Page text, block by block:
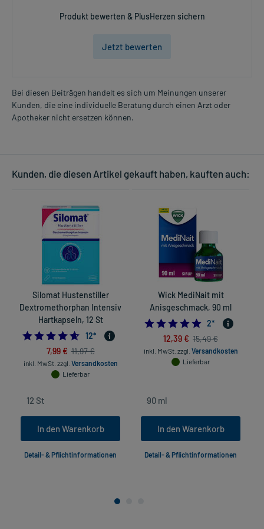
Produkt bewerten & PlusHerzen sichern
Jetzt bewerten
Bei diesen Beiträgen handelt es sich um Meinungen unserer
Kunden, die eine individuelle Beratung durch einen Arzt oder
Apotheker nicht ersetzen können.
Kunden, die diesen Artikel gekauft haben, kauften auch:
Silomat Hustenstiller
Dextromethorphan Intensiv
Hartkapseln, 12 St
4.583333333333333
12*
7,99 € 11,97 €
inkl. MwSt. zzgl. Versandkosten
Lieferbar
In den Warenkorb
Detail- & Pflichtinformationen
Wick MediNait mit
Anisgeschmack, 90 ml
5.0
2*
12,39 € 15,49 €
inkl. MwSt. zzgl. Versandkosten
Lieferbar
In den Warenkorb
Detail- & Pflichtinformationen